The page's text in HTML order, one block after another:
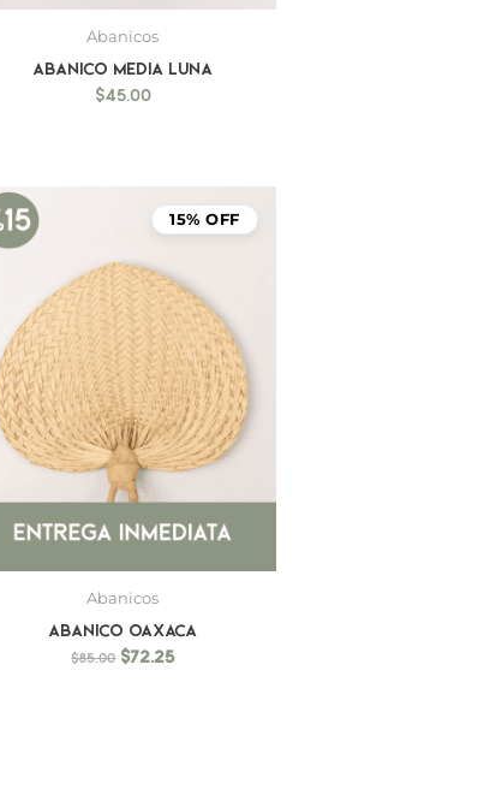
Abanicos
Abanico Media luna
$45.00
15% OFF
Abanicos
Abanico Oaxaca
$85.00
precio
original
$85.00.
$72.25
precio
actual